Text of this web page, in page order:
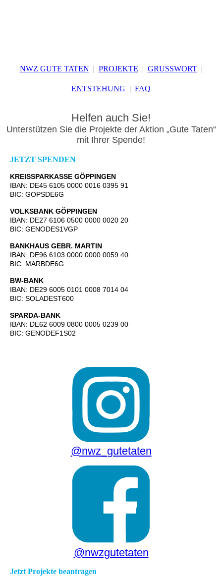
NWZ GUTE TATEN PROJEKTE GRUSSWORT
ENTSTEHUNG FAQ
Helfen auch Sie!
Unterstützen Sie die Projekte der Aktion „Gute Taten“
mit Ihrer Spende!
JETZT SPENDEN
KREISSPARKASSE GÖPPINGEN
IBAN: DE45 6105 0000 0016 0395 91
BIC: GOPSDE6G
VOLKSBANK GÖPPINGEN
IBAN: DE27 6106 0500 0000 0020 20
BIC: GENODES1VGP
BANKHAUS GEBR. MARTIN
IBAN: DE96 6103 0000 0000 0059 40
BIC: MARBDE6G
BW-BANK
IBAN: DE29 6005 0101 0008 7014 04
BIC: SOLADEST600
SPARDA-BANK
IBAN: DE62 6009 0800 0005 0239 00
BIC: GENODEF1S02
@nwz_gutetaten
@nwzgutetaten
Jetzt Projekte beantragen